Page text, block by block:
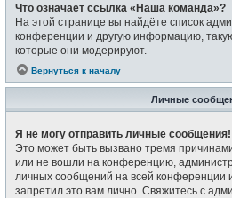
Что означает ссылка «Наша команда»?
На этой странице вы найдёте список
конференции и другую информацию,
которые они модерируют.
Вернуться к началу
Личные
Я не могу отправить личные сообщения!
Это может быть вызвано тремя
или не вошли на конференцию,
личных сообщений на всей конференции
запретил это вам лично. Свяжитесь с